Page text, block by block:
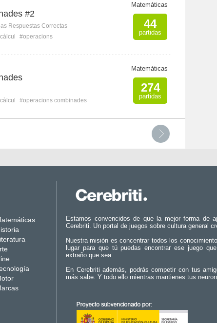
#2
Respuestas Correctas
#operacions
Matemáticas
44
partidas
#operacions combinades
Matemáticas
274
partidas
Estamos convencidos de que la mejor forma de
Cerebriti. Un portal de juegos sobre cultura general
Nuestra misión es concentrar todos los
lugar para que tú puedas encontrar ese juego
extraño que sea.
En Cerebriti además, podrás competir con tus
más sabe. Y todo ello mientras mantienes tus